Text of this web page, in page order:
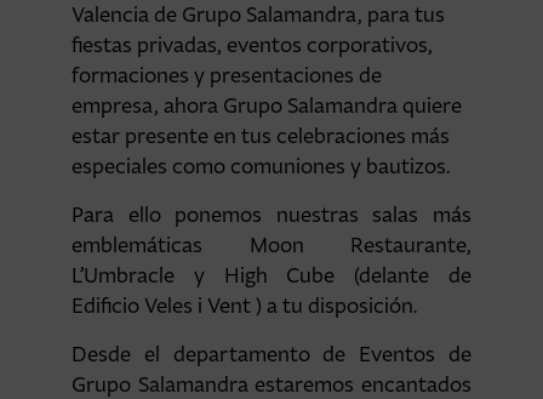
Valencia de Grupo Salamandra, para tus
fiestas privadas, eventos corporativos,
formaciones y presentaciones de
empresa, ahora Grupo Salamandra quiere
estar presente en tus celebraciones más
especiales como comuniones y bautizos.
Para ello ponemos nuestras salas más
emblemáticas Moon Restaurante,
L’Umbracle y High Cube (delante de
Edificio Veles i Vent ) a tu disposición.
Desde el departamento de Eventos de
Grupo Salamandra estaremos encantados